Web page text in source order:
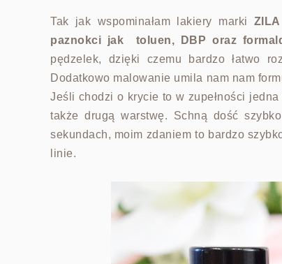
Tak jak wspominałam lakiery marki ZILA
paznokci jak
toluen, DBP oraz
pędzelek, dzięki czemu bardzo łatwo
Dodatkowo malowanie umila nam nam
Jeśli chodzi o krycie to w zupełności
także drugą warstwę. Schną dość
sekundach, moim zdaniem to bardzo
linie.